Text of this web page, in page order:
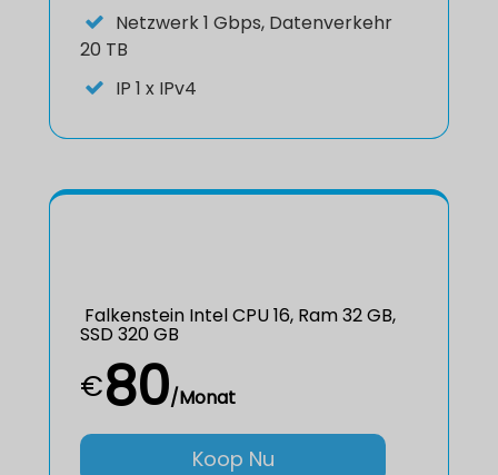
Netzwerk 1 Gbps, Datenverkehr
20 TB
IP 1 x IPv4
Falkenstein Intel CPU 16, Ram 32 GB,
SSD 320 GB
€80/Monat
Koop Nu